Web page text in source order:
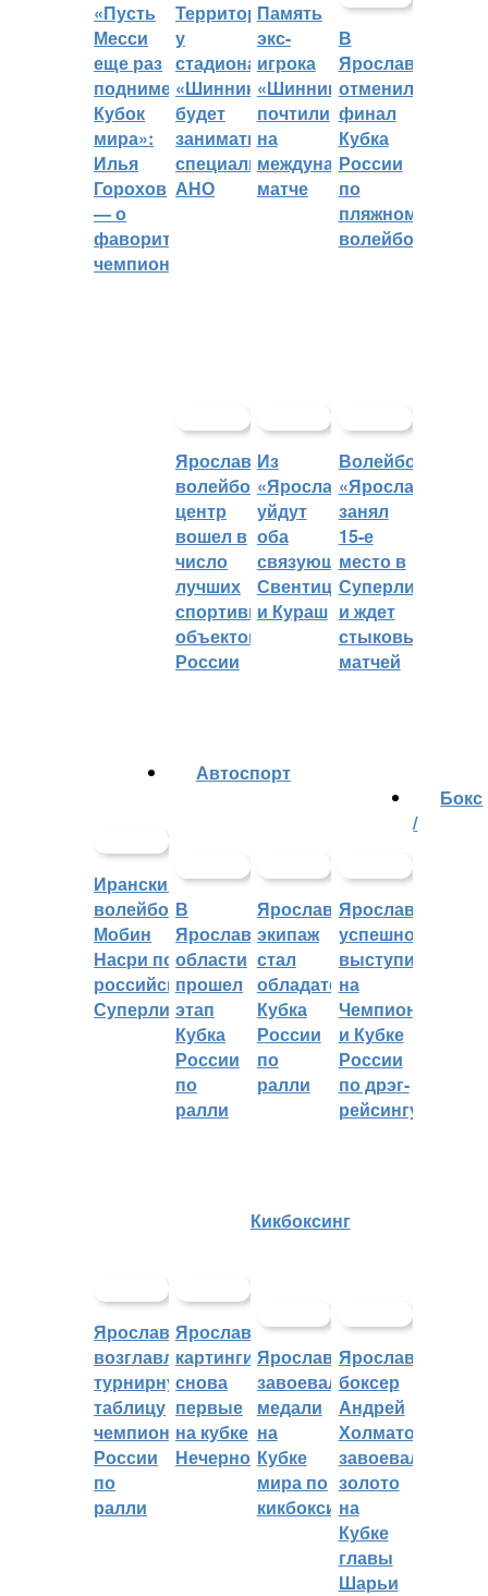
«Пусть
Месси
еще раз
поднимет
Кубок
мира»:
Илья
Горохов
— о
фаворитах
чемпионата
Территорией
у
стадиона
«Шинник»
будет
заниматься
специальное
АНО
Память
экс-
игрока
«Шинника»
почтили
на
международном
матче
В
Ярославле
отменили
финал
Кубка
России
по
пляжному
волейболу
Ярославский
волейбольный
центр
вошел в
число
лучших
спортивных
объектов
России
Из
«Ярославича»
уйдут
оба
связующих:
Свентицкис
и Кураш
Волейбольный
«Ярославич»
занял
15-е
место в
Суперлиге
и ждет
стыковых
матчей
Иранский
волейболист
Мобин
Насри покинет
российскую
Суперлигу
Автоспорт
В
Ярославской
области
прошел
этап
Кубка
России
по
ралли
Ярославский
экипаж
стал
обладателем
Кубка
России
по
ралли
Ярославцы
успешно
выступили
на
Чемпионате
и Кубке
России
по дрэг-
рейсингу
Ярославцы
возглавляют
турнирную
таблицу
чемпионата
России
по
ралли
Ярославские
картингисты
снова
первые
на кубке
Нечерноземья
Бокс
/
Кикбоксинг
Ярославцы
завоевали
медали
на
Кубке
мира по
кикбоксингу
Ярославский
боксер
Андрей
Холматов
завоевал
золото
на
Кубке
главы
Шарьи